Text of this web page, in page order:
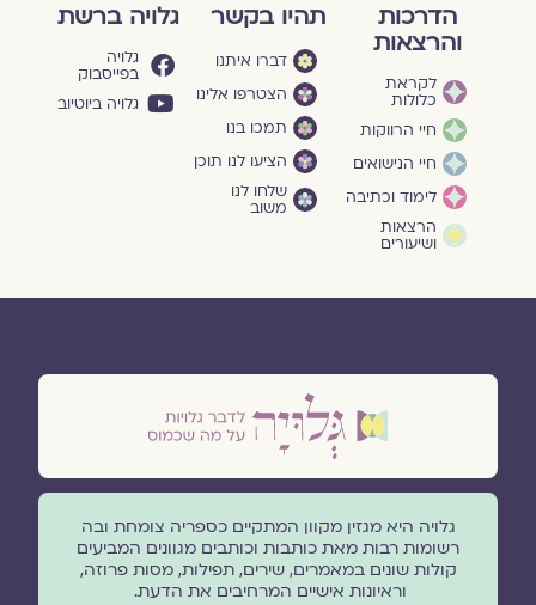
הדרכות
והרצאות
לקראת
כלולות
חיי הרווקות
חיי הנישואים
לימוד וכתיבה
הרצאות
ושיעורים
תהיו בקשר
דברו איתנו
הצטרפו אלינו
תמכו בנו
הציעו לנו תוכן
שלחו לנו
משוב
גלויה ברשת
גלויה
בפייסבוק
גלויה ביוטיוב
גלויה היא מגזין מקוון המתקיים כספריה צומחת ובה
רשומות רבות מאת כותבות וכותבים מגוונים המביעים
קולות שונים במאמרים, שירים, תפילות, מסות פרוזה,
וראיונות אישיים המרחיבים את הדעת.